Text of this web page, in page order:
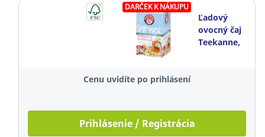
DARČEK K NÁKUPU
Ľadový
ovocný čaj
Teekanne,
Cenu uvidíte po prihlásení
Prihlásenie / Registrácia